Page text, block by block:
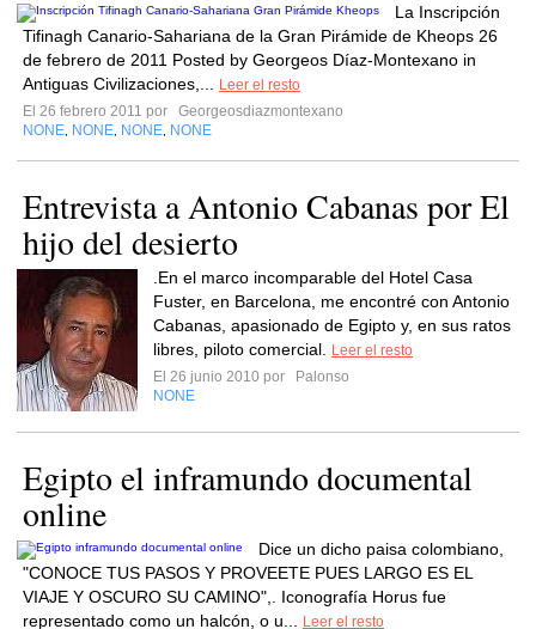
La Inscripción
Tifinagh Canario-Sahariana de la Gran Pirámide de Kheops 26
de febrero de 2011 Posted by Georgeos Díaz-Montexano in
Antiguas Civilizaciones,...
Leer el resto
El 26 febrero 2011 por
Georgeosdiazmontexano
NONE NONE NONE NONE
Entrevista a Antonio Cabanas por El
hijo del desierto
.En el marco incomparable del Hotel Casa
Fuster, en Barcelona, me encontré con Antonio
Cabanas, apasionado de Egipto y, en sus ratos
libres, piloto comercial.
Leer el resto
El 26 junio 2010 por
Palonso
NONE
Egipto el inframundo documental
online
Dice un dicho paisa colombiano,
"CONOCE TUS PASOS Y PROVEETE PUES LARGO ES EL
VIAJE Y OSCURO SU CAMINO",. Iconografía Horus fue
representado como un halcón, o u...
Leer el resto